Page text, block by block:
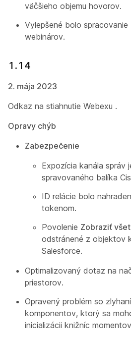
väčšieho objemu hovorov.
Vylepšené bolo spracovanie
webinárov.
1.14
2. mája 2023
Odkaz na stiahnutie Webexu .
Opravy chýb
Zabezpečenie
Expozícia kanála správ
spravovaného balíka
ID relácie bolo
tokenom.
Povolenie Zobraziť
odstránené z objektov
Salesforce.
Optimalizovaný dotaz na
priestorov.
Opravený problém so
komponentov, ktorý sa
inicializácii knižníc